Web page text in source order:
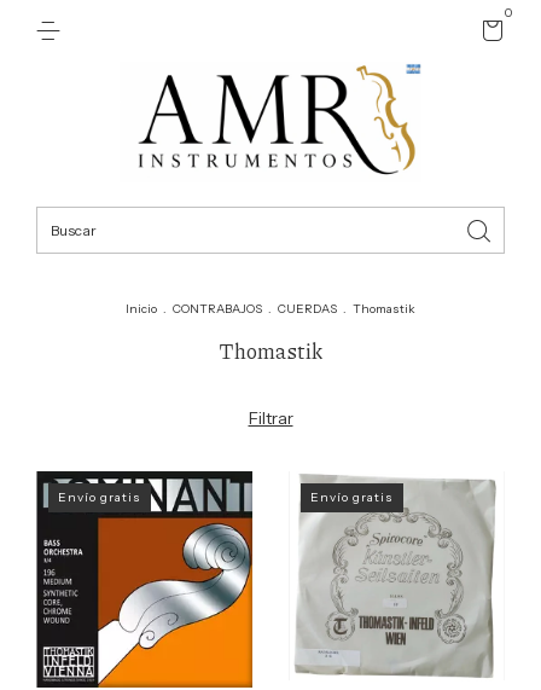
0
Inicio . CONTRABAJOS . CUERDAS . Thomastik
Thomastik
Filtrar
Envío gratis Envío gratis